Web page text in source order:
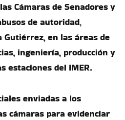
Cámaras de Senadores y
de autoridad,
Gutiérrez, en las áreas de
ingeniería, producción y
estaciones del IMER.
enviadas a los
cámaras para evidenciar